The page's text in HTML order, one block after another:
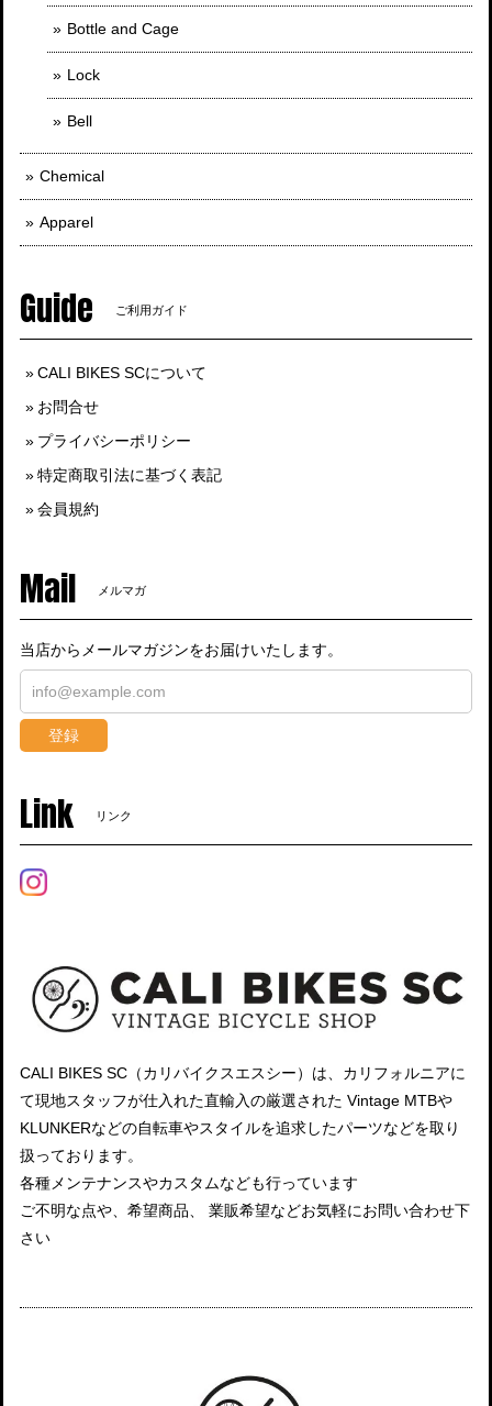
Bottle and Cage
Lock
Bell
Chemical
Apparel
Guide ご利用ガイド
CALI BIKES SCについて
お問合せ
プライバシーポリシー
特定商取引法に基づく表記
会員規約
Mail メルマガ
当店からメールマガジンをお届けいたします。
登録
Link リンク
CALI BIKES SC（カリバイクスエスシー）は、カリフォルニアに
て現地スタッフが仕入れた直輸入の厳選された Vintage MTBや
KLUNKERなどの自転車やスタイルを追求したパーツなどを取り
扱っております。
各種メンテナンスやカスタムなども行っています
ご不明な点や、希望商品、 業販希望などお気軽にお問い合わせ下
さい